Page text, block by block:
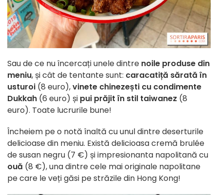
Sau de ce nu încercați unele dintre noile produse din
meniu, și cât de tentante sunt: caracatiță sărată în
usturoi (8 euro),vinete chinezești cu condimente
Dukkah (6 euro) și pui prăjit în stil taiwanez (8
euro). Toate lucrurile bune!
Încheiem pe o notă înaltă cu unul dintre deserturile
delicioase din meniu. Există delicioasa cremă brulée
de susan negru (7 €) și impresionanta napolitană cu
ouă (8 €), una dintre cele mai originale napolitane
pe care le veți găsi pe străzile din Hong Kong!